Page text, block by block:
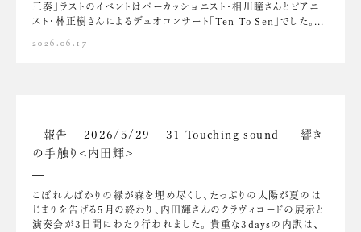
三奏」ラストのイベントはパーカッショニスト・相川瞳さんとピアニ
スト・林正樹さんによるデュオコンサート「Ten To Sen」でした。...
2026.06.17
– 報告 – 2026/5/29 – 31 Touching sound — 響き
の手触り<内田輝>
こぼれんばかりの緑が森を埋め尽くし、たっぷりの太陽が夏のは
じまりを告げる5月の終わり、内田輝さんのクラヴィコードの展示と
演奏会が3日間にわたり行われました。 貴重な3daysの内訳は、